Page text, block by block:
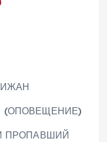
(ОПОВЕЩЕНИЕ)
ПРОПАВШИЙ